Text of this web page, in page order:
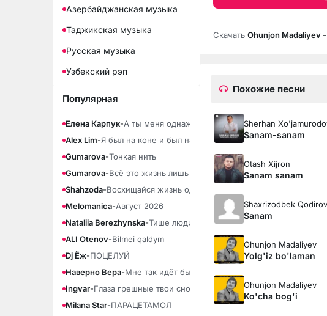
Азербайджанская музыка
Таджикская музыка
Русская музыка
Узбекский рэп
Популярная
Елена Карпук-А ты меня однажды позовёшь
Alex Lim-Я был на коне и был на плахе
Gumarova-Тонкая нить
Gumarova-Всё это жизнь лишь тонкая нить
Shahzoda-Восхищайся жизнь одна
Melomanica-Август 2026
Nataliia Berezhynska-Тише люди ради бога тише (Полная версия)
ALI Otenov-Bilmei qaldym
Dj Ёж-ПОЦЕЛУЙ
Наверно Вера-Мне так идёт быть свободной
Ingvar-Глаза грешные твои снова сердце
Milana Star-ПАРАЦЕТАМОЛ
Скачать Ohunjon Madaliyev -
Похожие песни
Sherhan
Sanam-sanam
Otash Xijron
Sanam sanam
Shaxrizodbek Qodirov
Sanam
Ohunjon Madaliyev
Yolg'iz bo'laman
Ohunjon Madaliyev
Ko'cha bog'i